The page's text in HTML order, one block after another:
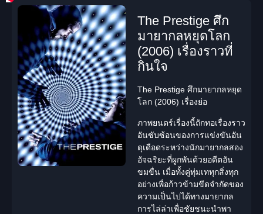
The Prestige ศึก
มายากลหยุดโลก
(2006) เรื่องราวที่
กินใจ
The Prestige ศึกมายากลหยุด
โลก (2006) เรื่องย่อ
ภาพยนตร์เรื่องนี้ถักทอเรื่องราว
อันซับซ้อนของการแข่งขันอัน
ดุเดือดระหว่างนักมายากลสอง
อัจฉริยะที่ผูกพันด้วยอดีตอัน
ขมขื่น เมื่อทั้งคู่ทุ่มเททุกสิ่งทุก
อย่างเพื่อก้าวข้ามขีดจำกัดของ
ความเป็นไปได้ทางมายากล
การไล่ล่าเพื่อชัยชนะนำพา